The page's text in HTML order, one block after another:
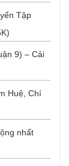
Tập
9) – Cải
Huệ, Chí
nhất